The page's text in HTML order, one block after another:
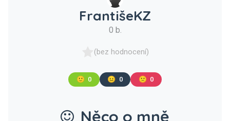
FrantišeKZ
0 b.
(bez hodnocení)
🙂 0 😐 0 🙁 0
Něco o mně